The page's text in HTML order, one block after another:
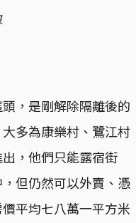
，是剛解除隔離後的
多為康樂村、鷺江村
，他們只能露宿街
但仍然可以外賣、憑
平均七八萬一平方米